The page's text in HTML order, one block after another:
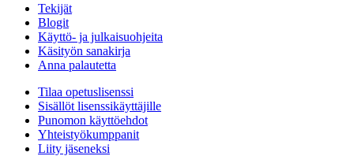
Tekijät
Blogit
Käyttö- ja julkaisuohjeita
Käsityön sanakirja
Anna palautetta
Tilaa opetuslisenssi
Sisällöt lisenssikäyttäjille
Punomon käyttöehdot
Yhteistyökumppanit
Liity jäseneksi